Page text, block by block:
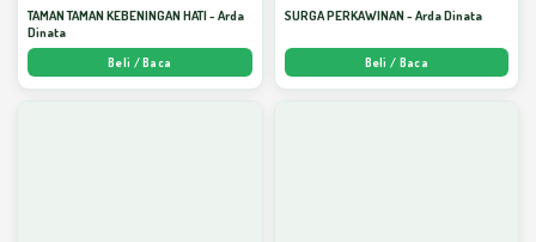
TAMAN TAMAN KEBENINGAN HATI - Arda
Dinata
Beli / Baca
SURGA PERKAWINAN - Arda Dinata
Beli / Baca